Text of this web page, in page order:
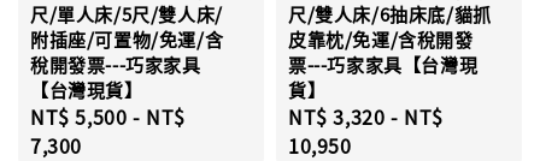
尺/單人床/5尺/雙人床/
附插座/可置物/免運/含
稅開發票---巧家家具
【台灣現貨】
Regular
price
NT$ 5,500 - NT$
7,300
尺/雙人床/6抽床底/貓抓
皮靠枕/免運/含稅開發
票---巧家家具【台灣現
貨】
Regular
price
NT$ 3,320 - NT$
10,950